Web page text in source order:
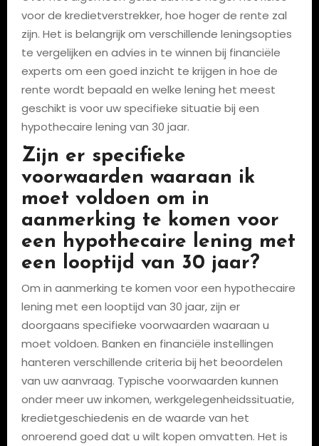
voor de kredietverstrekker, hoe hoger de rente zal
zijn. Het is belangrijk om verschillende leningsopties
te vergelijken en advies in te winnen bij financiële
experts om een goed inzicht te krijgen in hoe de
rente wordt bepaald en welke lening het meest
geschikt is voor uw specifieke situatie bij een
hypothecaire lening van 30 jaar.
Zijn er specifieke
voorwaarden waaraan ik
moet voldoen om in
aanmerking te komen voor
een hypothecaire lening met
een looptijd van 30 jaar?
Om in aanmerking te komen voor een hypothecaire
lening met een looptijd van 30 jaar, zijn er
doorgaans specifieke voorwaarden waaraan u
moet voldoen. Banken en financiële instellingen
hanteren verschillende criteria bij het beoordelen
van uw aanvraag. Typische voorwaarden kunnen
onder meer uw inkomen, werkgelegenheidssituatie,
kredietgeschiedenis en de waarde van het
onroerend goed dat u wilt kopen omvatten. Het is